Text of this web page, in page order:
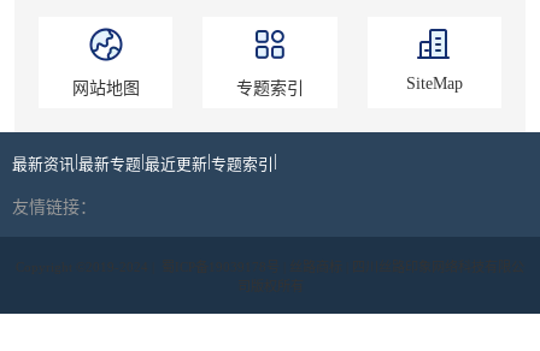
网站地图 专题索引 SiteMap
最新资讯 最新专题 最近更新 专题索引
友情链接：